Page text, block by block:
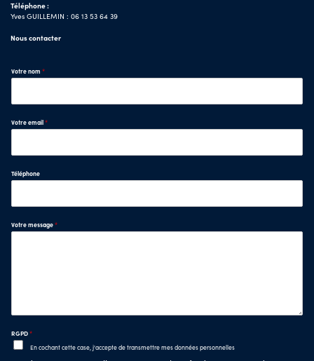
Téléphone :
Yves GUILLEMIN : 06 13 53 64 39
Nous contacter
Votre nom *
Votre email*
Téléphone
Votre message*
RGPD*
En cochant cette case, j'accepte de transmettre mes données personnelles